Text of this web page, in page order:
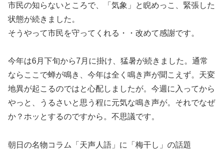
市民の知らないところで、「気象」と睨めっこ、緊張した
状態が続きました。
そうやって市民を守ってくれる・・改めて感謝です。
今年は6月下旬から7月に掛け、猛暑が続きました。通常
ならここで蝉が鳴き、今年は全く鳴き声が聞こえず。天変
地異が起こるのではと心配しましたが。今週に入ってから
やっと、うるさいと思う程に元気な鳴き声が。それでなぜ
か？ホッとするのですから。不思議です。
朝日の名物コラム「天声人語」に「梅干し」の話題